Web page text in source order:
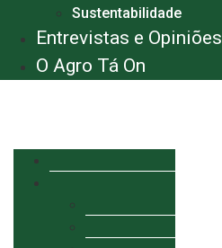
Sustentabilidade
Entrevistas e Opiniões
O Agro Tá On